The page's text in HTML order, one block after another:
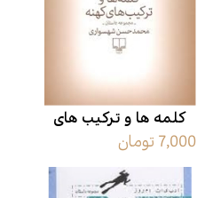
کلمه‌ ها و ترکیب های
کهنه
7,000 تومان